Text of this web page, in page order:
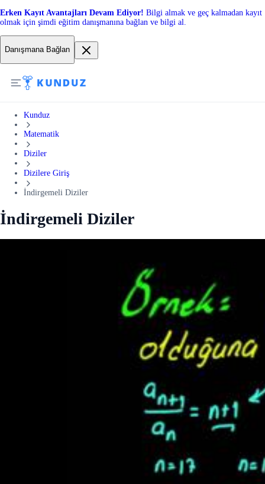
Erken Kayıt Avantajları Devam Ediyor! Bilgi almak ve geç kalmadan kayıt
olmak için şimdi eğitim danışmanına bağlan ve bilgi al.
Danışmana Bağlan
Kunduz
Matematik
Diziler
Dizilere Giriş
İndirgemeli Diziler
İndirgemeli Diziler